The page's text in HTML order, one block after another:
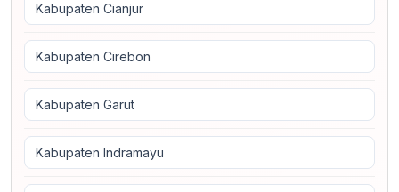
Kabupaten Cianjur
Kabupaten Cirebon
Kabupaten Garut
Kabupaten Indramayu